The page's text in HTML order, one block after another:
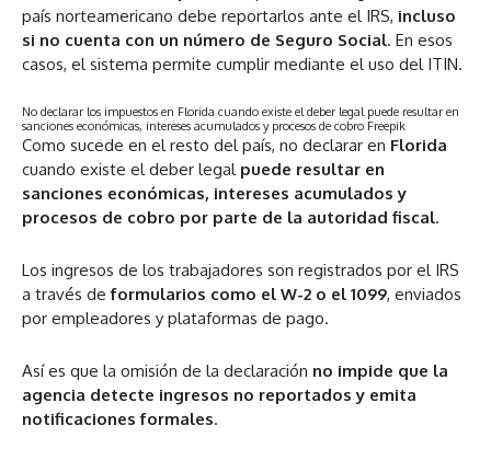
país norteamericano debe reportarlos ante el IRS, incluso
si no cuenta con un número de Seguro Social. En esos
casos, el sistema permite cumplir mediante el uso del ITIN.
No declarar los impuestos en Florida cuando existe el deber legal puede resultar en
sanciones económicas, intereses acumulados y procesos de cobro Freepik
Como sucede en el resto del país, no declarar en Florida
cuando existe el deber legal puede resultar en
sanciones económicas, intereses acumulados y
procesos de cobro por parte de la autoridad fiscal.
Los ingresos de los trabajadores son registrados por el IRS
a través deformularios como el W-2 o el 1099, enviados
por empleadores y plataformas de pago.
Así es que la omisión de la declaración no impide que la
agencia detecte ingresos no reportados y emita
notificaciones formales.